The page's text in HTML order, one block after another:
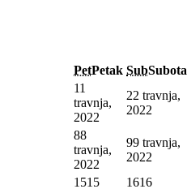
PetPetak SubSubota
11
travnja,
2022
22 travnja,
2022
88
travnja,
2022
99 travnja,
2022
1515 1616